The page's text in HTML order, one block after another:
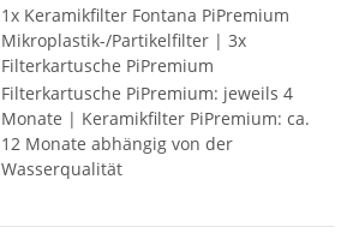
1x Keramikfilter Fontana PiPremium
Mikroplastik-/Partikelfilter | 3x
Filterkartusche PiPremium
Filterkartusche PiPremium: jeweils 4
Monate | Keramikfilter PiPremium: ca.
12 Monate abhängig von der
Wasserqualität